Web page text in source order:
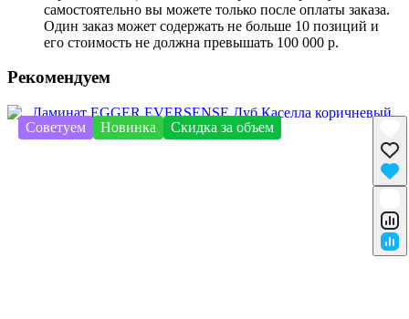
самостоятельно вы можете только после оплаты заказа.
Один заказ может содержать не больше 10 позиций и
его стоимость не должна превышать 100 000 р.
Рекомендуем
Советуем Новинка Скидка за объем